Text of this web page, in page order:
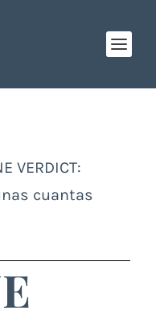
VERDICT:
cuantas